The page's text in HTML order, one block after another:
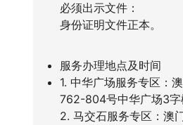
必须出示文件：
身份证明文件正本。
服务办理地点及时间
1. 中华广场服务专区：
762-804号中华广场3字
2. 马交石服务专区：澳